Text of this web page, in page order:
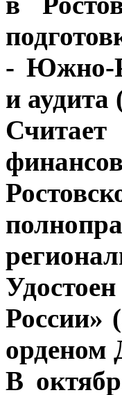
- Южно-
и аудита
России»
орденом
В